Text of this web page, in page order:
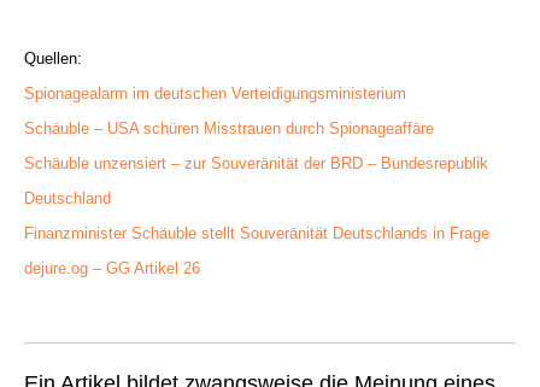
Quellen:
Spionagealarm im deutschen Verteidigungsministerium
Schäuble – USA schüren Misstrauen durch Spionageaffäre
Schäuble unzensiert – zur Souveränität der BRD – Bundesrepublik
Deutschland
Finanzminister Schäuble stellt Souveränität Deutschlands in Frage
dejure.og – GG Artikel 26